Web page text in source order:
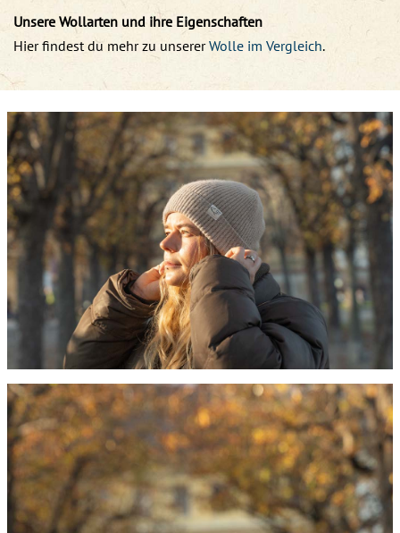
Unsere Wollarten und ihre Eigenschaften
Hier findest du mehr zu unserer Wolle im Vergleich.